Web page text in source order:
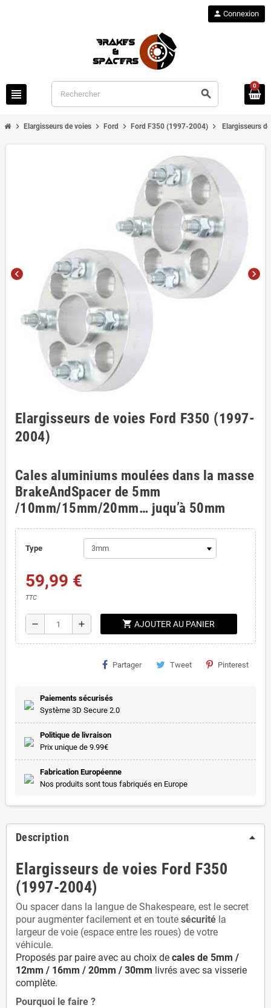
view_headline search
person Connexion
0
chevron_right Elargisseurs de voies chevron_right Ford chevron_right Ford F350 (1997-2004) chevron_right Elargisseurs
chevron_left chevron_right
Elargisseurs de voies Ford F350 (1997-
2004)
Cales aluminiums moulées dans la masse
BrakeAndSpacer de 5mm
/10mm/15mm/20mm… juqu’à 50mm
Type
59,99 €
TTC
remove add shopping_cart AJOUTER AU PANIER
Partager Tweet Pinterest
Paiements sécurisés
Système 3D Secure 2.0
Politique de livraison
Prix unique de 9.99€
Fabrication Européenne
Nos produits sont tous fabriqués en Europe
Description
Elargisseurs de voies Ford F350
(1997-2004)
Ou spacer dans la langue de Shakespeare, est le secret
pour augmenter facilement et en toute sécurité la
largeur de voie (espace entre les roues) de votre
véhicule.
Proposés par paire avec au choix de cales de 5mm /
12mm / 16mm / 20mm / 30mm livrés avec sa visserie
complète.
Pourquoi le faire ?